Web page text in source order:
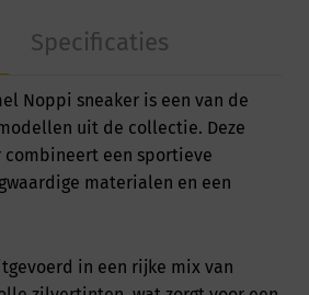
Specificaties
Noppi sneaker is een van de
uit de collectie. Deze
combineert een sportieve
materialen en een
in een rijke mix van